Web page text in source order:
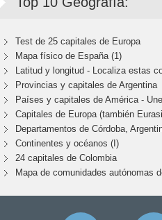
Test de 25 capitales de Europa
Mapa físico de España (1)
Latitud y longitud - Localiza estas
Provincias y capitales de Argentina
Países y capitales de América - Une
Capitales de Europa (también
Departamentos de Córdoba,
Continentes y océanos (I)
24 capitales de Colombia
Mapa de comunidades autónomas